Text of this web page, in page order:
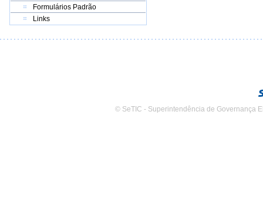
Formulários Padrão
Links
© SeTIC - Superintendência de Governança